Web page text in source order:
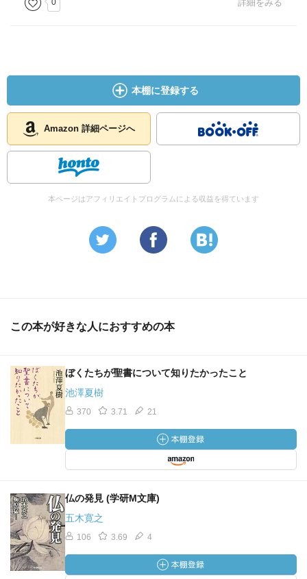
0 詳細をみる
本棚に登録する
Amazon 詳細ページへ
本ページはアフィリエイトプログラムによる収益を得ています
この本が好きな人におすすめの本
ぼくたちが聖書について知りたかったこと
池澤夏樹
370 3.71 21
仏の発見 (学研M文庫)
五木寛之
106 3.69 4